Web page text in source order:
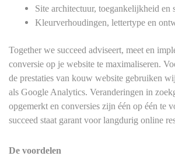
Site architectuur, toegankelijkheid en
Kleurverhoudingen, lettertype en
Together we succeed adviseert, meet en
conversie op je website te maximaliseren.
de prestaties van kouw website gebruiken
als Google Analytics. Veranderingen in
opgemerkt en conversies zijn één op één te
succeed staat garant voor langdurig online
De voordelen